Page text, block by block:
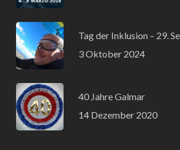
Tag der Inklusion – 29.
3 Oktober 2024
40 Jahre Galmar
14 Dezember 2020